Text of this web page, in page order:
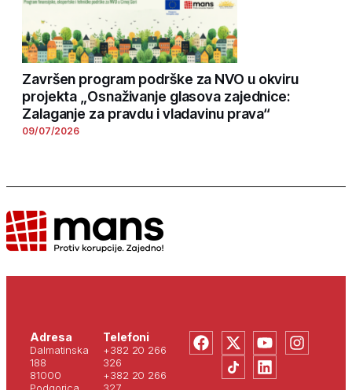
Završen program podrške za NVO u okviru
projekta „Osnaživanje glasova zajednice:
Zalaganje za pravdu i vladavinu prava“
09/07/2026
Adresa
Dalmatinska
188
81000
Podgorica
Telefoni
+382 20 266
326
+382 20 266
327